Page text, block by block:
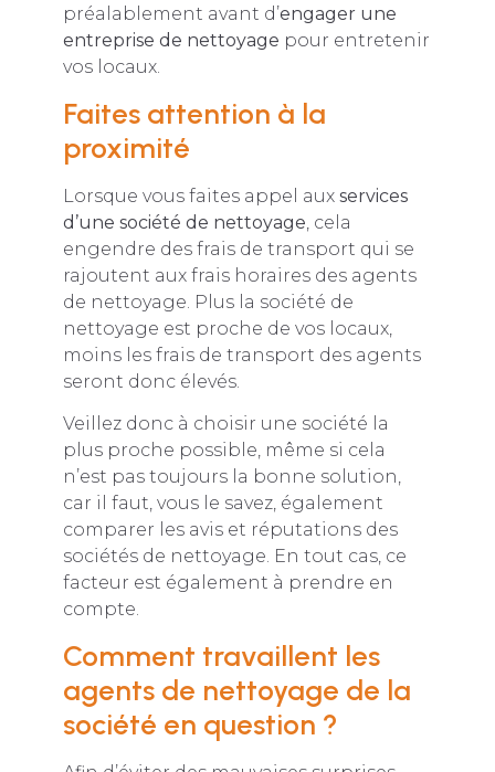
préalablement avant d’engager une
entreprise de nettoyage pour entretenir
vos locaux.
Faites attention à la
proximité
Lorsque vous faites appel aux services
d’une société de nettoyage , cela
engendre des frais de transport qui se
rajoutent aux frais horaires des agents
de nettoyage. Plus la société de
nettoyage est proche de vos locaux,
moins les frais de transport des agents
seront donc élevés.
Veillez donc à choisir une société la
plus proche possible, même si cela
n’est pas toujours la bonne solution,
car il faut, vous le savez, également
comparer les avis et réputations des
sociétés de nettoyage. En tout cas, ce
facteur est également à prendre en
compte.
Comment travaillent les
agents de nettoyage de la
société en question ?